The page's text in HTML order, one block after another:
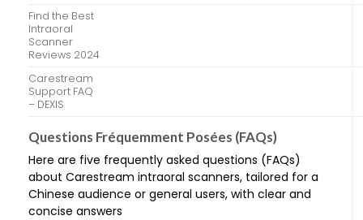
Find the Best
Intraoral
Scanner
Reviews 2024
Carestream
Support FAQ
– DEXIS
Questions Fréquemment Posées (FAQs)
Here are five frequently asked questions (FAQs)
about Carestream intraoral scanners, tailored for a
Chinese audience or general users, with clear and
concise answers